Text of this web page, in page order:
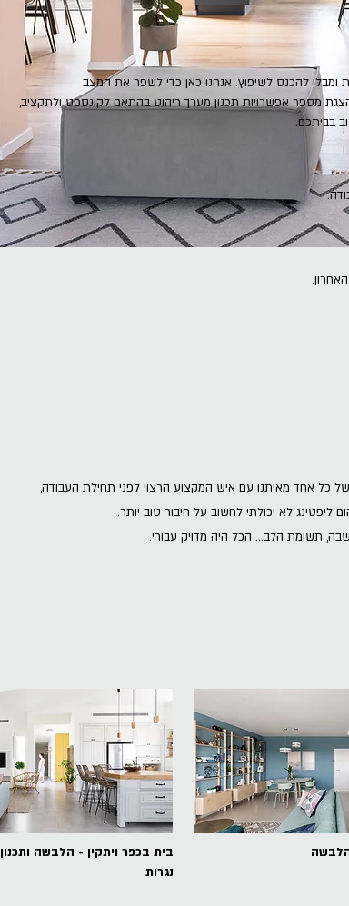
ומבלי להכנס לשיפוץ. אנחנו כאן כדי לשפר את המצב
מספר אפשרויות תכנון מערך ריהוט בהתאם לקונספט ולתקציב,
בביתכם.
כל אחד מאיתנו עם איש המקצוע הרצוי לפני תחילת העבודה,
ליפטינג לא יכולתי לחשוב על חיבור טוב יותר.
תשומת הלב... הכל היה מדויק עבורי.
בית בכפר ויתקין - הלבשה ותכנון
נגרות
הלבשה